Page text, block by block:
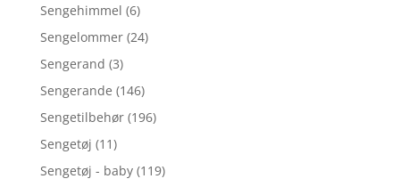
Sengehimmel (6)
Sengelommer (24)
Sengerand (3)
Sengerande (146)
Sengetilbehør (196)
Sengetøj (11)
Sengetøj - baby (119)